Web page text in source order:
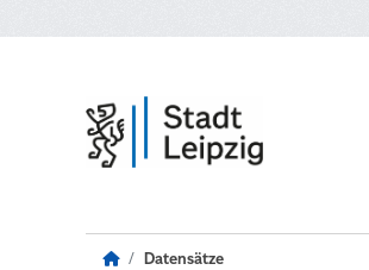
Datensätze